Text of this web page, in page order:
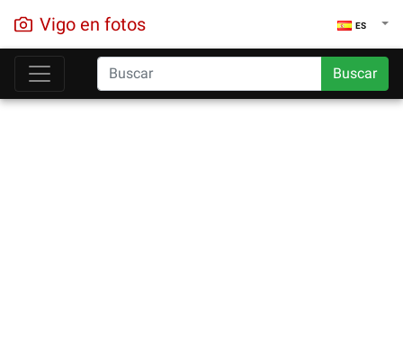
Vigo en fotos ES
Buscar